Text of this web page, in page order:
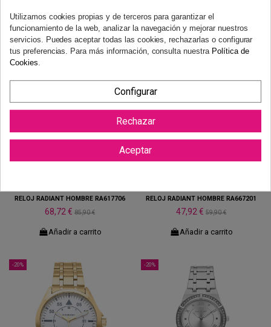
50,31 €55,90 €
Añadir a carrito
53,91 € 59,90 €
Añadir a carrito
RELOJ RADIANT HOMBRE RA617706
68,72 € 85,90 €
Añadir a carrito
RELOJ RADIANT HOMBRE RA667201
47,92 €59,90 €
Añadir a carrito
-20% -20%
Utilizamos cookies propias y de terceros para garantizar el
funcionamiento de la web, analizar la navegación y mejorar nuestros
servicios. Puedes aceptar todas las cookies, rechazarlas o configurar
tus preferencias. Para más información, consulta nuestra Política de
Cookies
Configurar
Rechazar
Aceptar